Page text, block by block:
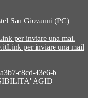
San Giovanni (PC)
per inviare una mail
Link per inviare una mail
c8cd-43e6-b
AGID